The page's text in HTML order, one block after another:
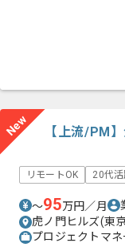
New 【上流/PM
リモートOK 20代
〜95万円／月
虎ノ門ヒルズ(東
プロジェクトマ